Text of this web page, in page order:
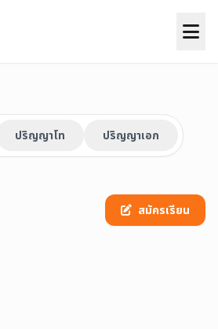
ปริญญาโท ปริญญาเอก
สมัครเรียน